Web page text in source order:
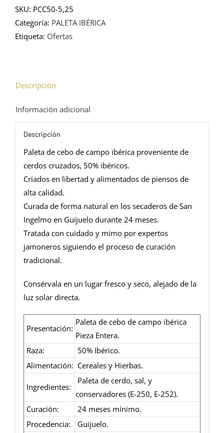
DE
CAMPO
IBÉRICA
IBÉRICA -
Entera
SKU: PCC50-5,25
Categoría: PALETA IBÉRICA
Etiqueta: Ofertas
Descripción
Información adicional
Descripción
Paleta de cebo de campo ibérica proveniente de
cerdos cruzados, 50% ibéricos.
Criados en libertad y alimentados de piensos de
alta calidad.
Curada de forma natural en los secaderos de San
Ingelmo en Guijuelo durante 24 meses.
Tratada con cuidado y mimo por expertos
jamoneros siguiendo el proceso de curación
tradicional.
Consérvala en un lugar fresco y seco, alejado de la
luz solar directa.
Presentación:
Paleta de cebo de campo ibérica
Pieza Entera.
Raza:
50% Ibérico.
Alimentación: Cereales y Hierbas.
Ingredientes:
Paleta de cerdo, sal, y
conservadores (E-250, E-252).
Curación:
24 meses mínimo.
Procedencia:
Guijuelo.